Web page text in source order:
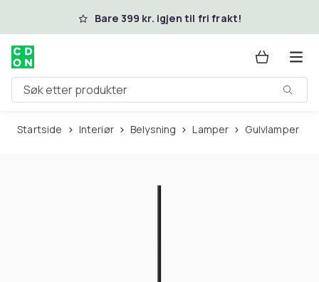
Hopp til hovedinnholdBare 399 kr. igjen til fri frakt!
Søk etter produkter
Startside Interiør Belysning Lamper Gulvlamper